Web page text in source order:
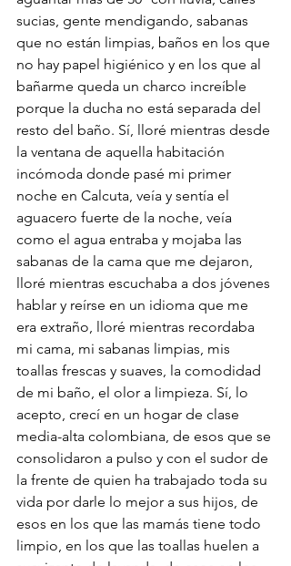
sucias, gente mendigando, sabanas
que no están limpias, baños en los que
no hay papel higiénico y en los que al
bañarme queda un charco increíble
porque la ducha no está separada del
resto del baño. Sí, lloré mientras desde
la ventana de aquella habitación
incómoda donde pasé mi primer
noche en Calcuta, veía y sentía el
aguacero fuerte de la noche, veía
como el agua entraba y mojaba las
sabanas de la cama que me dejaron,
lloré mientras escuchaba a dos jóvenes
hablar y reírse en un idioma que me
era extraño, lloré mientras recordaba
mi cama, mi sabanas limpias, mis
toallas frescas y suaves, la comodidad
de mi baño, el olor a limpieza. Sí, lo
acepto, crecí en un hogar de clase
media-alta colombiana, de esos que se
consolidaron a pulso y con el sudor de
la frente de quien ha trabajado toda su
vida por darle lo mejor a sus hijos, de
esos en los que las mamás tiene todo
limpio, en los que las toallas huelen a